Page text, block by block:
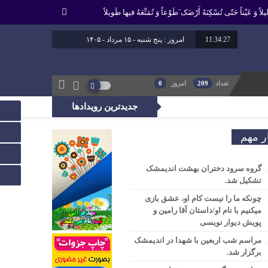
وَ عَیْناً حَتّى تُسْکِنَهُ أَرْضَک َطَوْعاً وَ تُمَتِّعَهُ فیها طَویلاً
11:34:28 امروز : پنج شنبه - ۱۵ مرداد - ۱۴۰۵
برابر با : Thursday - 6 August - 2026
تعداد 209 امروز 0
جدیدترین رویدادها
راه عدالت را بپیماید.
مهم
گروه سرود دختران بهشت اندیمشک
تشکیل شد.
چونکه ما را نیست کام او، عشق بازی
میکنیم با نام او/داستان آقا رامین و
پویش دیوار نویسی
مراسم شب اربعین با شهدا در اندیمشک
برگزار شد.